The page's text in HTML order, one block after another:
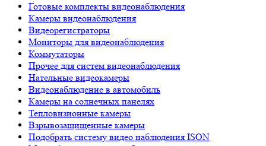
Готовые комплекты видеонаблюдения
Камеры видеонаблюдения
Видеорегистраторы
Мониторы для видеонаблюдения
Коммутаторы
Прочее для систем видеонаблюдения
Нательные видеокамеры
Видеонаблюдение в автомобиль
Камеры на солнечных панелях
Тепловизионные камеры
Взрывозащищенные камеры
Подобрать систему видео наблюдения ISON